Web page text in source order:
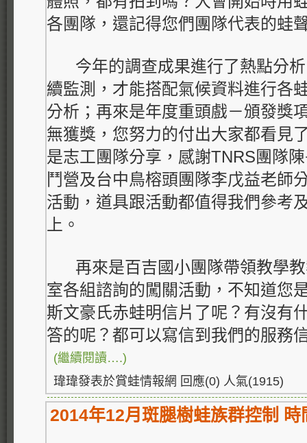
各團隊，還記得您們團隊代表的蛙
今年的調查成果進行了熱點分析
續監測，才能搭配氣候資料進行各
分析；再來是年度重頭戲－頒發獎
無獲獎，您努力的付出大家都看見
是志工團隊分享，感謝TNRS團隊
鬥營及台中鳥榕頭團隊李戊益老師
活動，道具跟活動都值得我們參考
上。
再來是百吉國小團隊帶領教學教
室各組諮詢的闖關活動，不知道您
斯文豪氏赤蛙明信片了呢？有沒有
答的呢？都可以寫信到我們的服務
(繼續閱讀….)
瑋瑋發表於賞蛙情報網 回應(0) 人氣(1915)
2014年12月斑腿樹蛙族群控制 時